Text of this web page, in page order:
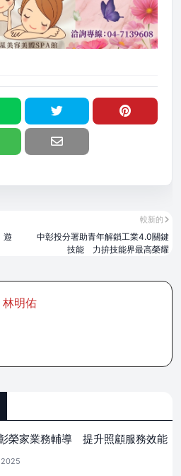
較新的
中彰投分署助青年解鎖工業4.0關鍵
技能 力拚技能界最高榮耀
遊
林明佑
榮家業務輔導 提升照顧服務效能